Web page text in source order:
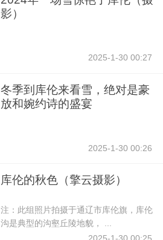
影）
2025-1-30 00:27
冬季到库伦来看雪，绝对是豪
放和婉约诗的盛宴
2025-1-30 00:26
库伦的秋色（擎云摄影）
注：此组照片拍摄于通辽市库伦旗，库伦
沟是典型的沟壑丘陵地貌， ...
2025-1-30 00:25